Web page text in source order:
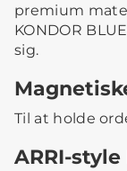
premium
KONDOR
sig.
Til at holde
ARRI-style